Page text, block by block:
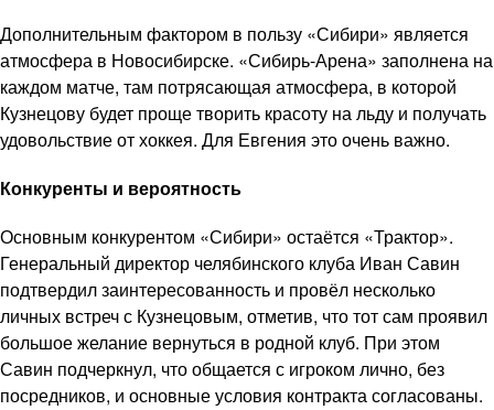
Дополнительным фактором в пользу «Сибири» является
атмосфера в Новосибирске. «Сибирь-Арена» заполнена на
каждом матче, там потрясающая атмосфера, в которой
Кузнецову будет проще творить красоту на льду и получать
удовольствие от хоккея. Для Евгения это очень важно.
Конкуренты и вероятность
Основным конкурентом «Сибири» остаётся «Трактор».
Генеральный директор челябинского клуба Иван Савин
подтвердил заинтересованность и провёл несколько
личных встреч с Кузнецовым, отметив, что тот сам проявил
большое желание вернуться в родной клуб. При этом
Савин подчеркнул, что общается с игроком лично, без
посредников, и основные условия контракта согласованы.